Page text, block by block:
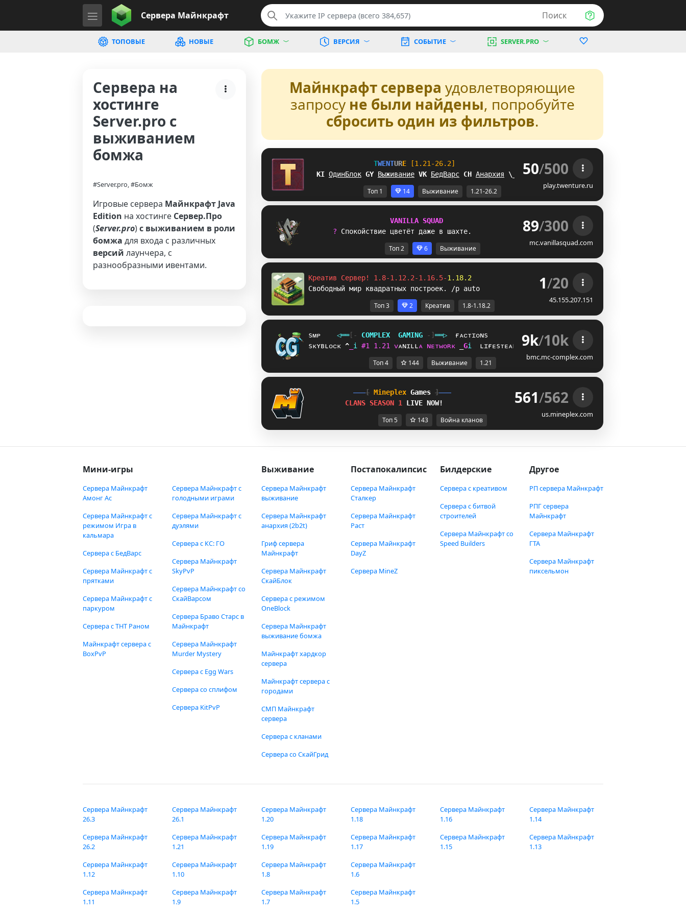
Сервера Майнкрафт Поиск
ТОПОВЫЕ НОВЫЕ БОМЖ ВЕРСИЯ СОБЫТИЕ SERVER.PRO
Сервера на
хостинге
Server.pro с
выживанием
бомжа
#Server.pro, #Бомж
Игровые сервера Майнкрафт Java
Edition на хостинге Сервер.Про
(Server.pro)с выживанием в роли
бомжа для входа с различных
версий лаунчера, с
разнообразными ивентами.
Майнкрафт сервера удовлетворяющие
запросу не были найдены, попробуйте
сбросить один из фильтров.
TWENTURE
[1.21-26.2]
M] ОдинБлок @Y Выживание RV БедВарс MI Анархия ZT 50/500
play.twenture.ru
Топ 1 14 Выживание 1.21-26.2
VANIL L A SQUAD
? Спокойствие цветёт даже в шахте. 89/300
mc.vanillasquad.com
Топ 2 6 Выживание
Креатив Сервер! 1.8-1.12.2-1.16.5-1.18.2
Свободный мир квадратных построек. /p auto
1/20
45.155.207.151
Топ 3 2 Креатив 1.8-1.18.2
sᴍᴘ ◁══[‐ COMPL EX GAMING ‐]══▷
ғᴀᴄᴛɪᴏɴs
sᴋʏʙʟᴏᴄᴋ R i #1 1 . 21 ᴠᴀɴɪʟʟᴀ ɴᴇᴛᴡᴏʀᴋ ]i ʟɪғᴇsᴛᴇᴀʟ 9k/10k
bmc.mc-complex.com
Топ 4 144 Выживание 1.21
[ Mineplex Games ]
CLANS SEASON 1 LIVE NOW! 561/562
us.mineplex.com
Топ 5 143 Война кланов
Мини-игры
Сервера Майнкрафт
Амонг Ас
Сервера Майнкрафт с
режимом Игра в
кальмара
Сервера с БедВарс
Сервера Майнкрафт с
прятками
Сервера Майнкрафт с
паркуром
Сервера с ТНТ Раном
Майнкрафт сервера с
BoxPvP
Сервера Майнкрафт с
голодными играми
Сервера Майнкрафт с
дуэлями
Сервера с КС: ГО
Сервера Майнкрафт
SkyPvP
Сервера Майнкрафт со
СкайВарсом
Сервера Браво Старс в
Майнкрафт
Сервера Майнкрафт
Murder Mystery
Сервера с Egg Wars
Сервера со сплифом
Сервера KitPvP
Выживание
Сервера Майнкрафт
выживание
Сервера Майнкрафт
анархия (2b2t)
Гриф сервера
Майнкрафт
Сервера Майнкрафт
СкайБлок
Сервера с режимом
OneBlock
Сервера Майнкрафт
выживание бомжа
Майнкрафт хардкор
сервера
Майнкрафт сервера с
городами
СМП Майнкрафт
сервера
Сервера с кланами
Сервера со СкайГрид
Постапокалипсис
Сервера Майнкрафт
Сталкер
Сервера Майнкрафт
Раст
Сервера Майнкрафт
DayZ
Сервера MineZ
Билдерские
Сервера с креативом
Сервера с битвой
строителей
Сервера Майнкрафт со
Speed Builders
Другое
РП сервера Майнкрафт
РПГ сервера
Майнкрафт
Сервера Майнкрафт
ГТА
Сервера Майнкрафт
пиксельмон
Сервера Майнкрафт
26.3
Сервера Майнкрафт
26.2
Сервера Майнкрафт
26.1
Сервера Майнкрафт
1.21
Сервера Майнкрафт
1.20
Сервера Майнкрафт
1.19
Сервера Майнкрафт
1.18
Сервера Майнкрафт
1.17
Сервера Майнкрафт
1.16
Сервера Майнкрафт
1.15
Сервера Майнкрафт
1.14
Сервера Майнкрафт
1.13
Сервера Майнкрафт
1.12
Сервера Майнкрафт
1.11
Сервера Майнкрафт
1.10
Сервера Майнкрафт
1.9
Сервера Майнкрафт
1.8
Сервера Майнкрафт
1.7
Сервера Майнкрафт
1.6
Сервера Майнкрафт
1.5